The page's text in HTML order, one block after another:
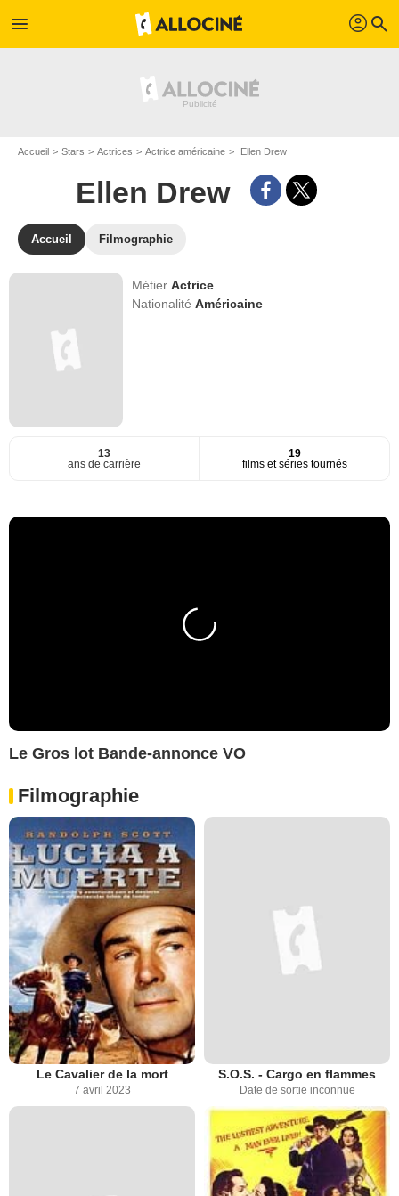
menu profil search
Accueil Stars Actrices Actrice américaine Ellen Drew
Ellen Drew
Accueil Filmographie
MétierActrice
NationalitéAméricaine
13
ans de carrière
19
films et séries tournés
Le Gros lot Bande-annonce VO
Filmographie
Le Cavalier de la mort
7 avril 2023
S.O.S. - Cargo en flammes
Date de sortie inconnue